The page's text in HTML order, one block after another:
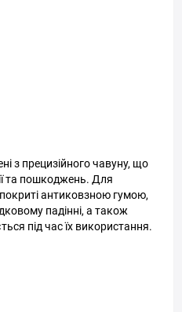
з прецизійного чавуну, що
та пошкоджень. Для
антиковзною гумою,
падінні, а також
під час їх використання.